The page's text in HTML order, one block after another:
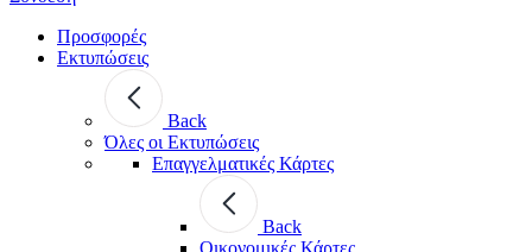
Προσφορές
Εκτυπώσεις
Back
Όλες οι Εκτυπώσεις
Επαγγελματικές Κάρτες
Back
Οικονομικές Κάρτες